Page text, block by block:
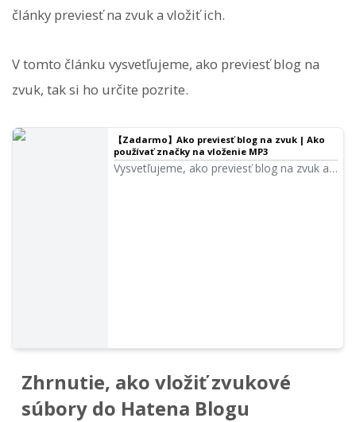
články previesť na zvuk a vložiť ich.
V tomto článku vysvetľujeme, ako previesť blog na
zvuk, tak si ho určite pozrite.
【Zadarmo】Ako previesť blog na zvuk | Ako
používať značky na vloženie MP3
Vysvetľujeme, ako previesť blog na zvuk a
Zhrnutie, ako vložiť zvukové
súbory do Hatena Blogu